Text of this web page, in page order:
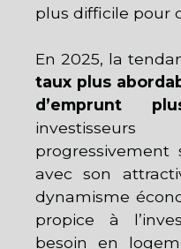
plus difficile pour
En 2025, la
taux plus
d’emprunt
progressivement
avec son
dynamisme
propice à
besoin en